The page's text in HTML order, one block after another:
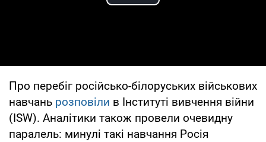
Play Video
Про перебіг російсько-білоруських військових
навчань розповіли в Інституті вивчення війни
(ISW). Аналітики також провели очевидну
паралель: минулі такі навчання Росія